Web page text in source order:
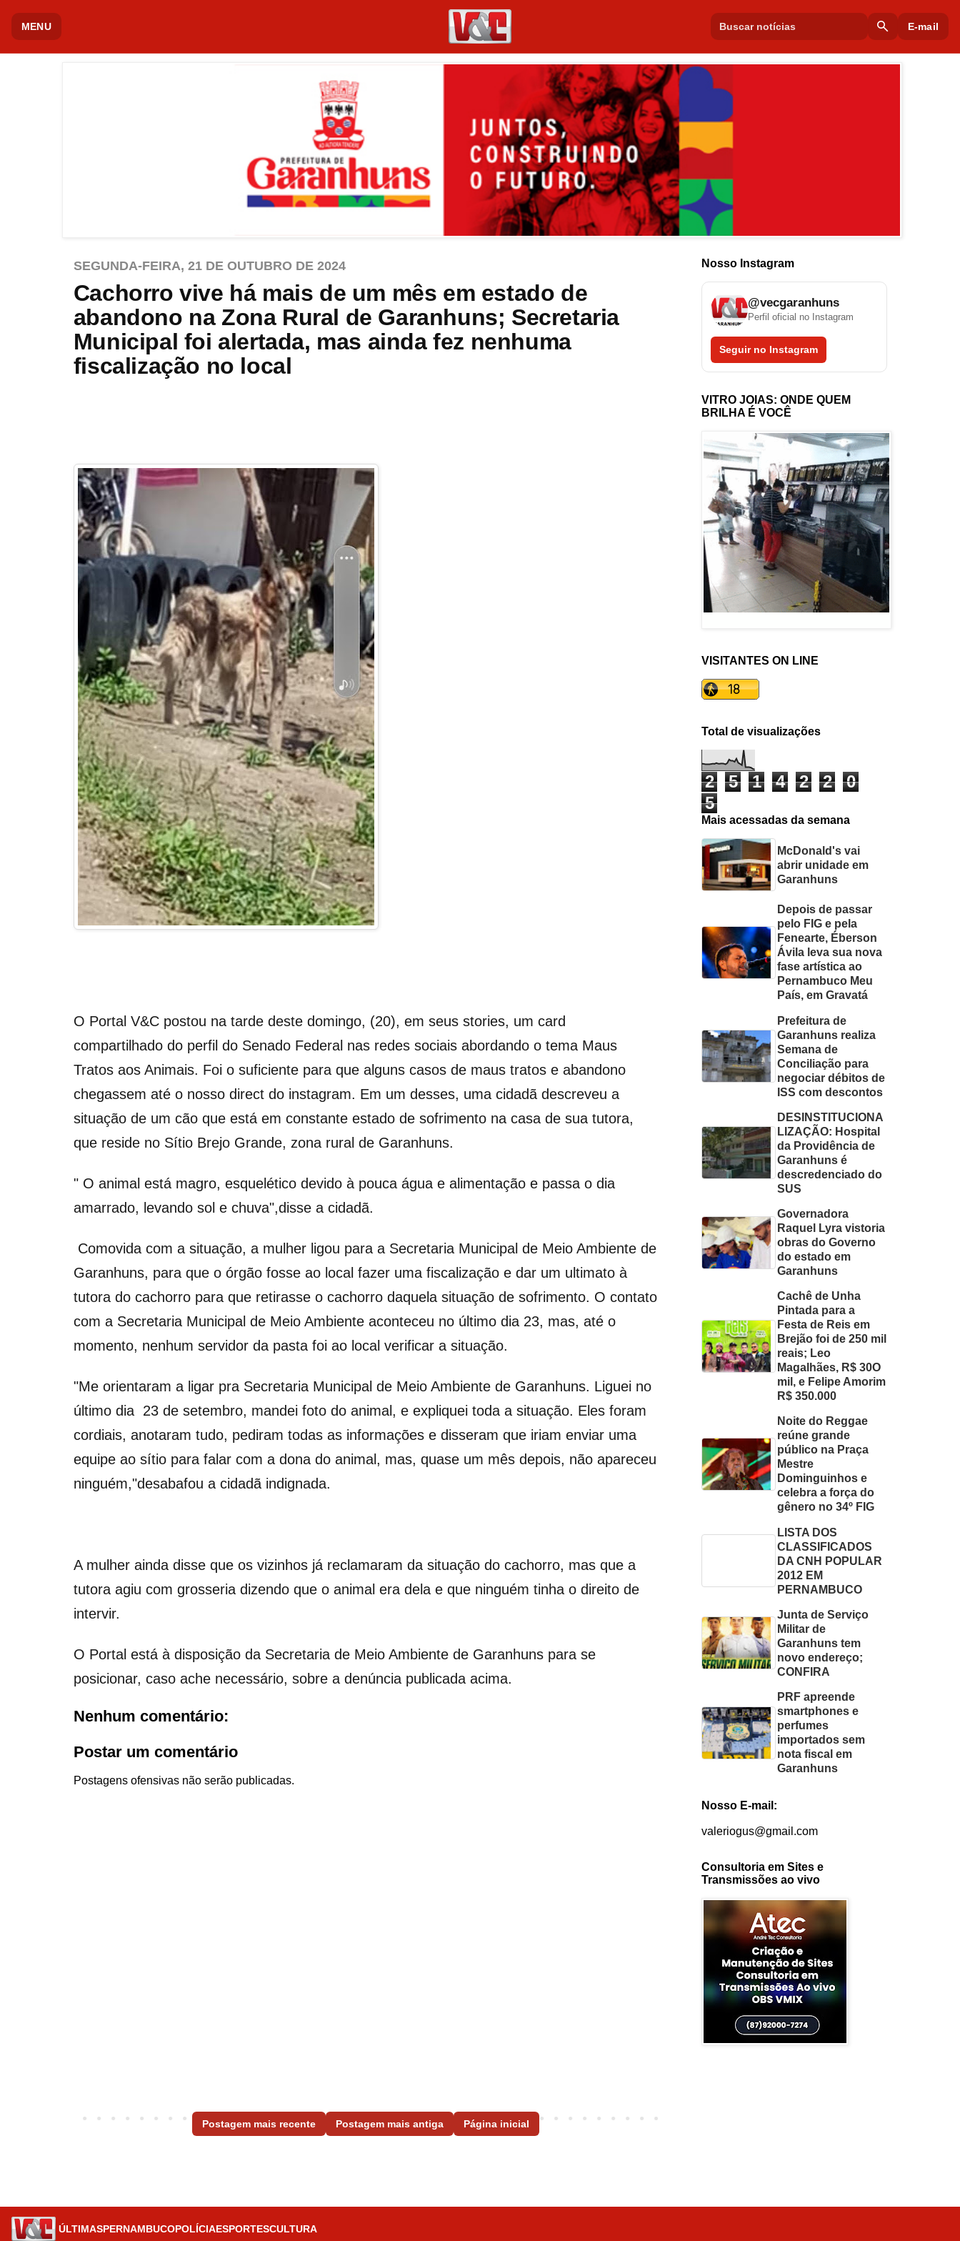
MENU search E-mail
SEGUNDA-FEIRA, 21 DE OUTUBRO DE 2024
Cachorro vive há mais de um mês em estado de
abandono na Zona Rural de Garanhuns; Secretaria
Municipal foi alertada, mas ainda fez nenhuma
fiscalização no local
O Portal V&C postou na tarde deste domingo, (20), em seus stories, um card
compartilhado do perfil do Senado Federal nas redes sociais abordando o tema Maus
Tratos aos Animais. Foi o suficiente para que alguns casos de maus tratos e abandono
chegassem até o nosso direct do instagram. Em um desses, uma cidadã descreveu a
situação de um cão que está em constante estado de sofrimento na casa de sua tutora,
que reside no Sítio Brejo Grande, zona rural de Garanhuns.
" O animal está magro, esquelético devido à pouca água e alimentação e passa o dia
amarrado, levando sol e chuva",disse a cidadã.
Comovida com a situação, a mulher ligou para a Secretaria Municipal de Meio Ambiente de
Garanhuns, para que o órgão fosse ao local fazer uma fiscalização e dar um ultimato à
tutora do cachorro para que retirasse o cachorro daquela situação de sofrimento. O contato
com a Secretaria Municipal de Meio Ambiente aconteceu no último dia 23, mas, até o
momento, nenhum servidor da pasta foi ao local verificar a situação.
"Me orientaram a ligar pra Secretaria Municipal de Meio Ambiente de Garanhuns. Liguei no
último dia 23 de setembro, mandei foto do animal, e expliquei toda a situação. Eles foram
cordiais, anotaram tudo, pediram todas as informações e disseram que iriam enviar uma
equipe ao sítio para falar com a dona do animal, mas, quase um mês depois, não apareceu
ninguém,"desabafou a cidadã indignada.
A mulher ainda disse que os vizinhos já reclamaram da situação do cachorro, mas que a
tutora agiu com grosseria dizendo que o animal era dela e que ninguém tinha o direito de
intervir.
O Portal está à disposição da Secretaria de Meio Ambiente de Garanhuns para se
posicionar, caso ache necessário, sobre a denúncia publicada acima.
Nenhum comentário:
Postar um comentário
Postagens ofensivas não serão publicadas.
Postagem mais recente Postagem mais antiga Página inicial
Nosso Instagram
@vecgaranhuns
Perfil oficial no Instagram
Seguir no Instagram
VITRO JOIAS: ONDE QUEM
BRILHA É VOCÊ
VISITANTES ON LINE
Total de visualizações
2 5 1 4 2 2
0
5
Mais acessadas da semana
McDonald's vai
abrir unidade em
Garanhuns
Depois de passar
pelo FIG e pela
Fenearte, Éberson
Ávila leva sua nova
fase artística ao
Pernambuco Meu
País, em Gravatá
Prefeitura de
Garanhuns realiza
Semana de
Conciliação para
negociar débitos de
ISS com descontos
DESINSTITUCIONA
LIZAÇÃO: Hospital
da Providência de
Garanhuns é
descredenciado do
SUS
Governadora
Raquel Lyra vistoria
obras do Governo
do estado em
Garanhuns
Cachê de Unha
Pintada para a
Festa de Reis em
Brejão foi de 250 mil
reais; Leo
Magalhães, R$ 30O
mil, e Felipe Amorim
R$ 350.000
Noite do Reggae
reúne grande
público na Praça
Mestre
Dominguinhos e
celebra a força do
gênero no 34º FIG
LISTA DOS
CLASSIFICADOS
DA CNH POPULAR
2012 EM
PERNAMBUCO
Junta de Serviço
Militar de
Garanhuns tem
novo endereço;
CONFIRA
PRF apreende
smartphones e
perfumes
importados sem
nota fiscal em
Garanhuns
Nosso E-mail:
valeriogus@gmail.com
Consultoria em Sites e
Transmissões ao vivo
ÚLTIMASPERNAMBUCOPOLÍCIAESPORTESCULTURA